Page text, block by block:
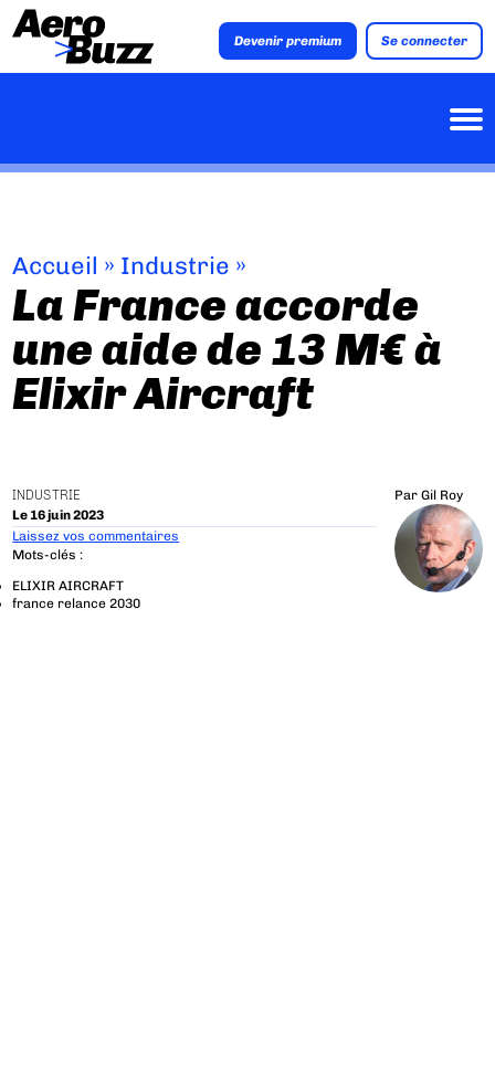
Devenir premium Se connecter
Accueil » Industrie »
La France accorde
une aide de 13 M€ à
Elixir Aircraft
INDUSTRIE
Le 16 juin 2023
Par Gil Roy
Laissez vos commentaires
Mots-clés :
ELIXIR AIRCRAFT
france relance 2030